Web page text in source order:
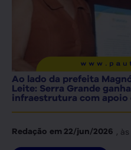
Ao lado da prefeita
Leite: Serra Grande
infraestrutura com apoio
Redação em 22/jun/2026 , às